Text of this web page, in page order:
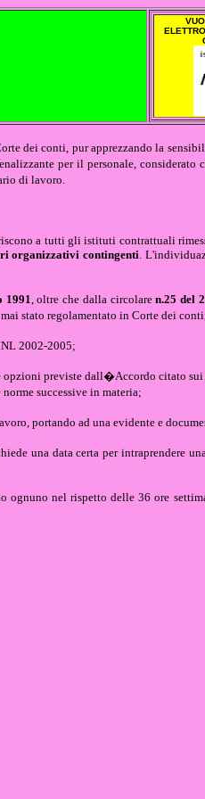
dei conti, pur apprezzando la
per il personale, considerato
di lavoro.
a tutti gli istituti contrattuali
organizzativi contingenti.
1991, oltre che dalla circolaren.25 del
stato regolamentato in Corte dei
2002-2005;
previste dall�Accordo citato
successive in materia;
portando ad una evidente e
una data certa per intraprendere
nel rispetto delle 36 ore